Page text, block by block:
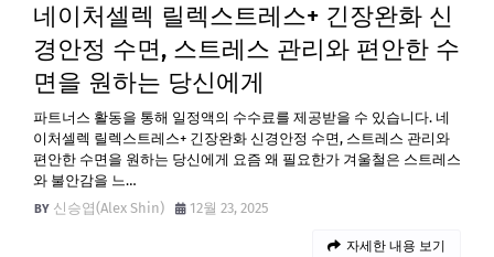
네이처셀렉 릴렉스트레스+ 긴장완화 신
경안정 수면, 스트레스 관리와 편안한 수
면을 원하는 당신에게
파트너스 활동을 통해 일정액의 수수료를 제공받을 수 있습니다. 네
이처셀렉 릴렉스트레스+ 긴장완화 신경안정 수면, 스트레스 관리와
편안한 수면을 원하는 당신에게 요즘 왜 필요한가 겨울철은 스트레스
와 불안감을 느…
신승엽(Alex Shin)
12월 23, 2025
자세한 내용 보기